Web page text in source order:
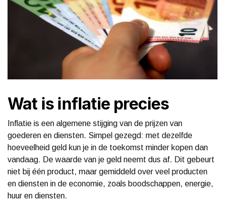
Wat is inflatie precies
Inflatie is een algemene stijging van de prijzen van
goederen en diensten. Simpel gezegd: met dezelfde
hoeveelheid geld kun je in de toekomst minder kopen dan
vandaag. De waarde van je geld neemt dus af. Dit gebeurt
niet bij één product, maar gemiddeld over veel producten
en diensten in de economie, zoals boodschappen, energie,
huur en diensten.